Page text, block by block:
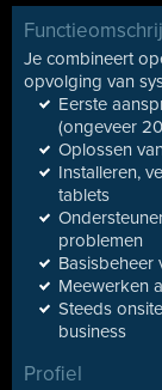
Je combineert
opvolging van
Eerste
(ongeveer
Oplossen
Installeren,
tablets
problemen
Basisbeheer
Meewerken
Steeds
business
Profiel